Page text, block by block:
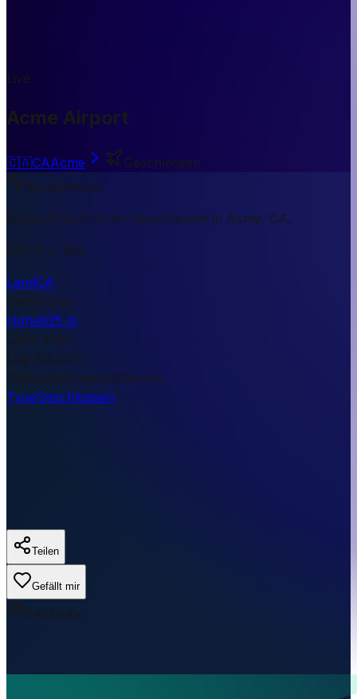
Live
Acme Airport
🇨🇦CAAcme
Geschlossen
Kurzantwort
Acme Airport ist ein Geschlossen in Acme, CA.
925 m ü. NN.
LandCA
StadtAcme
Höhe925 m
Lat51.4564
Lng-113.5150
TimezoneAmerica/Denver
TypeGeschlossen
Teilen
Gefällt mir
0Aufrufe